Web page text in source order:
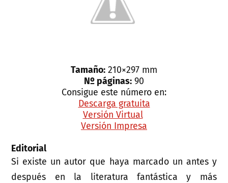
Tamaño: 210×297 mm
Nº páginas: 90
Consigue este número en:
Descarga gratuita
Versión Virtual
Versión Impresa
Editorial
Si existe un autor que haya marcado un antes y
después en la literatura fantástica y más